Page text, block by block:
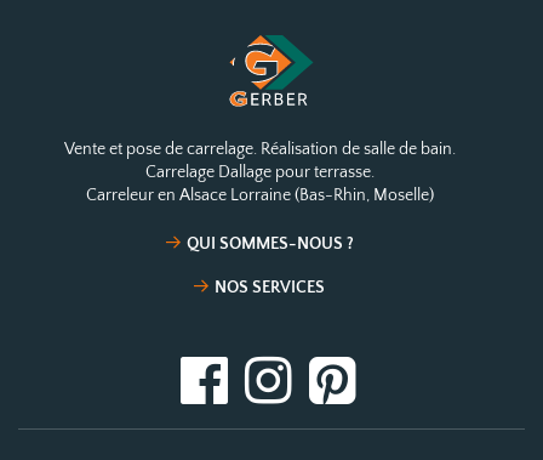
Vente et pose de carrelage. Réalisation de salle de bain.
Carrelage Dallage pour terrasse.
Carreleur en Alsace Lorraine (Bas-Rhin, Moselle)
QUI SOMMES-NOUS ?
NOS SERVICES